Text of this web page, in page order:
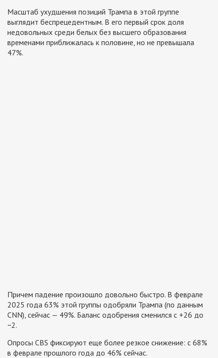
Масштаб ухудшения позиций Трампа в этой группе
выглядит беспрецедентным. В его первый срок доля
недовольных среди белых без высшего образования
временами приближалась к половине, но не превышала
47%.
Причем падение произошло довольно быстро. В феврале
2025 года 63% этой группы одобряли Трампа (по данным
CNN), сейчас — 49%. Баланс одобрения сменился с +26 до
−2.
Опросы CBS фиксируют еще более резкое снижение: с 68%
в феврале прошлого года до 46% сейчас.